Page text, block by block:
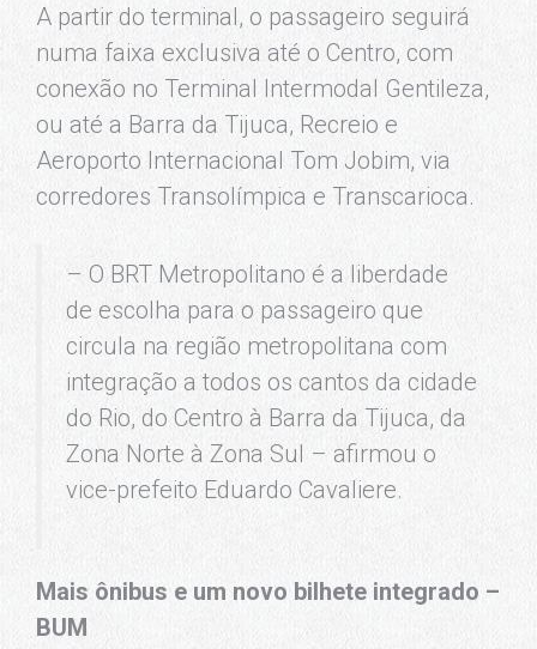
A partir do terminal, o passageiro seguirá
numa faixa exclusiva até o Centro, com
conexão no Terminal Intermodal Gentileza,
ou até a Barra da Tijuca, Recreio e
Aeroporto Internacional Tom Jobim, via
corredores Transolímpica e Transcarioca.
– O BRT Metropolitano é a liberdade
de escolha para o passageiro que
circula na região metropolitana com
integração a todos os cantos da cidade
do Rio, do Centro à Barra da Tijuca, da
Zona Norte à Zona Sul – afirmou o
vice-prefeito Eduardo Cavaliere.
Mais ônibus e um novo bilhete integrado –
BUM